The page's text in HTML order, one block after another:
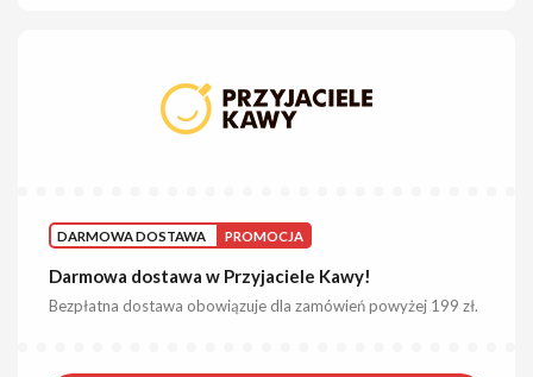
DARMOWA DOSTAWA PROMOCJA
Darmowa dostawa w Przyjaciele Kawy!
Bezpłatna dostawa obowiązuje dla zamówień powyżej 199 zł.